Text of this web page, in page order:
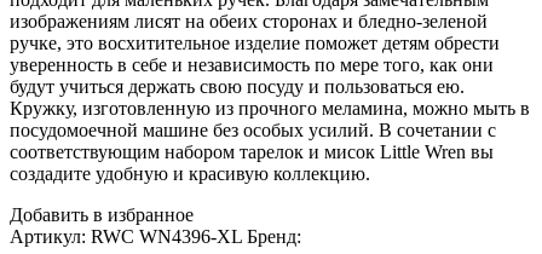
изображениям лисят на обеих сторонах и бледно-зеленой
ручке, это восхитительное изделие поможет детям обрести
уверенность в себе и независимость по мере того, как они
будут учиться держать свою посуду и пользоваться ею.
Кружку, изготовленную из прочного меламина, можно мыть в
посудомоечной машине без особых усилий. В сочетании с
соответствующим набором тарелок и мисок Little Wren вы
создадите удобную и красивую коллекцию.
Добавить в избранное
Артикул: RWC WN4396-XL Бренд: